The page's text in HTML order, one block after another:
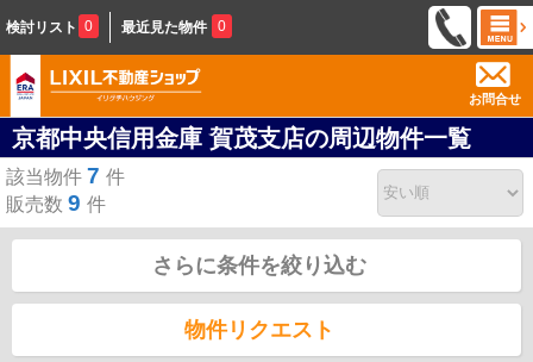
検討リスト 0 最近見た物件 0
お問合せ
京都中央信用金庫 賀茂支店の周辺物件一覧
該当物件 7 件
販売数 9 件
さらに条件を絞り込む
物件リクエスト